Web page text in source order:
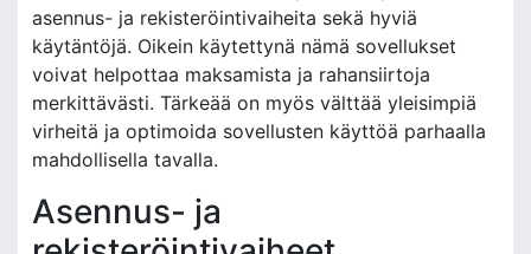
asennus- ja rekisteröintivaiheita sekä hyviä
käytäntöjä. Oikein käytettynä nämä sovellukset
voivat helpottaa maksamista ja rahansiirtoja
merkittävästi. Tärkeää on myös välttää yleisimpiä
virheitä ja optimoida sovellusten käyttöä parhaalla
mahdollisella tavalla.
Asennus- ja